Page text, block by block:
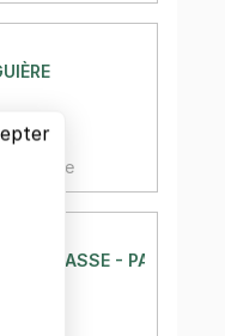
semaine
- PARIS 15